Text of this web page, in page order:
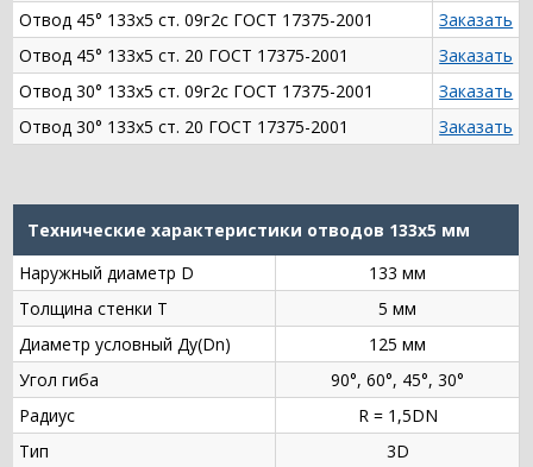
Отвод 45° 133х5 ст. 09г2с ГОСТ 17375-2001
Заказать
Отвод 45° 133х5 ст. 20 ГОСТ 17375-2001
Заказать
Отвод 30° 133х5 ст. 09г2с ГОСТ 17375-2001
Заказать
Отвод 30° 133х5 ст. 20 ГОСТ 17375-2001
Заказать
Технические характеристики отводов 133х5 мм
Наружный диаметр D
133 мм
Толщина стенки Т
5 мм
Диаметр условный Ду(Dn)
125 мм
Угол гиба
90°, 60°, 45°, 30°
Радиус
R = 1,5DN
Тип
3D